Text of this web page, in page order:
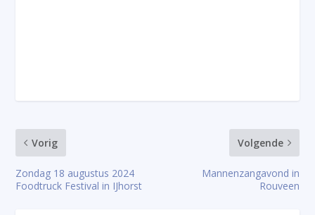
Vorig
Zondag 18 augustus 2024
Foodtruck Festival in IJhorst
Volgende
Mannenzangavond in
Rouveen